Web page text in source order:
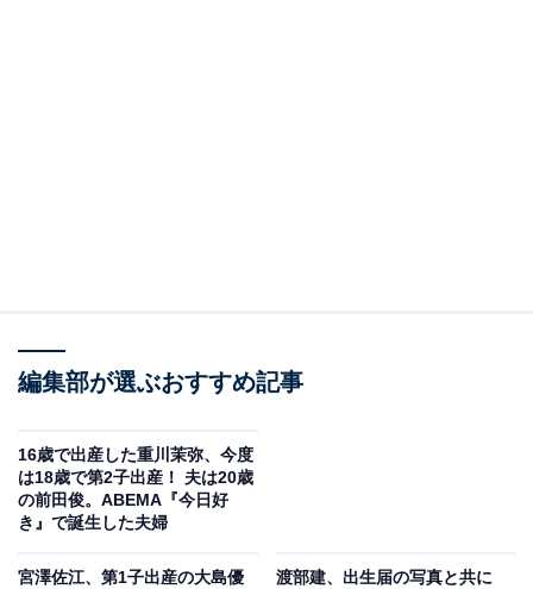
編集部が選ぶおすすめ記事
16歳で出産した重川茉弥、今度
は18歳で第2子出産！ 夫は20歳
の前田俊。ABEMA『今日好
き』で誕生した夫婦
宮澤佐江、第1子出産の大島優
渡部建、出生届の写真と共に